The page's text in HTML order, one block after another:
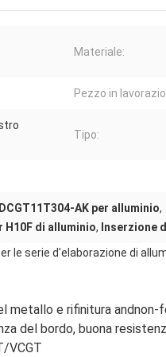
Materiale:
Pezzo in
Tipo:
AK per alluminio,
H10F di alluminio, Inserzione
le serie d'elaborazione di
metallo e rifinitura andnon-
del bordo, buona
VCGT